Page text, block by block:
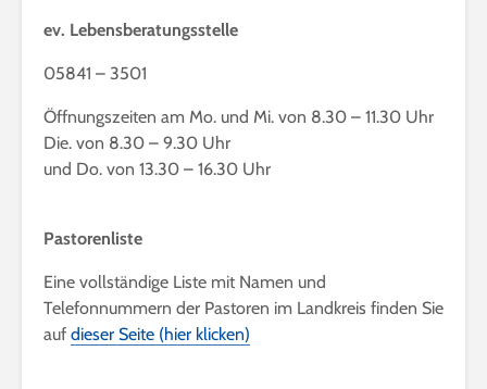
ev. Lebensberatungsstelle
05841 – 3501
Öffnungszeiten am Mo. und Mi. von 8.30 – 11.30 Uhr
Die. von 8.30 – 9.30 Uhr
und Do. von 13.30 – 16.30 Uhr
Pastorenliste
Eine vollständige Liste mit Namen und
Telefonnummern der Pastoren im Landkreis finden Sie
auf dieser Seite (hier klicken)